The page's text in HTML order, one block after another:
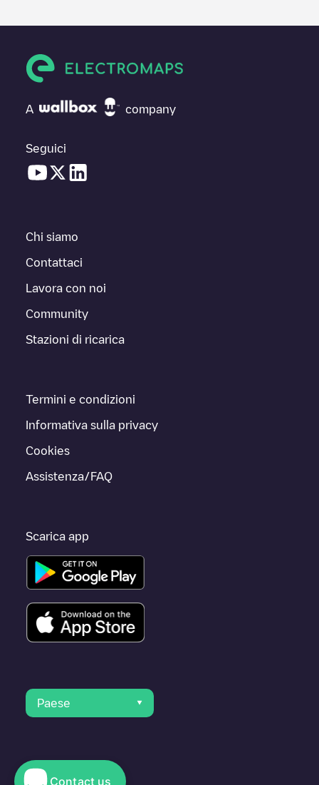
A company
Seguici
Chi siamo
Contattaci
Lavora con noi
Community
Stazioni di ricarica
Termini e condizioni
Informativa sulla privacy
Cookies
Assistenza/FAQ
Scarica app
Paese
© 2023 Electromaps
Contact us